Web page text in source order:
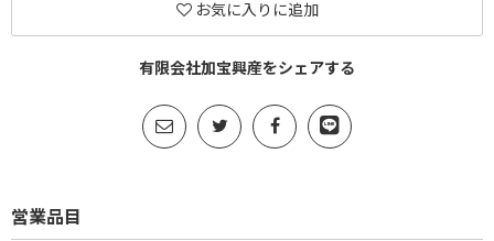
お気に入りに追加
有限会社加宝興産をシェアする
営業品目